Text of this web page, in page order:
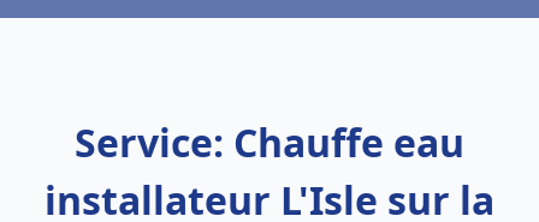
Service: Chauffe eau
installateur L'Isle sur la